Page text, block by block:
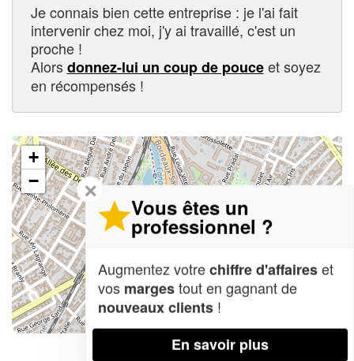
Je connais bien cette entreprise : je l'ai fait
intervenir chez moi, j'y ai travaillé, c'est un
proche !
Alorsdonnez-lui un coup de pouceet soyez
en récompensés !
+
−
Leaflet| Map data ©OpenStreetMap contributors,CC-BY-SA
✕
Vous êtes un
professionnel ?
Augmentez votrechiffre d'affaireset
vos margestout en gagnant de
nouveaux clients !
En savoir plus